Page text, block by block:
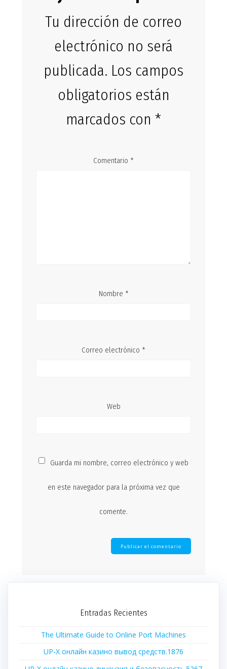
Tu dirección de correo
electrónico no será
publicada. Los campos
obligatorios están
marcados con *
Comentario *
Nombre *
Correo electrónico *
Web
Guarda mi nombre, correo electrónico y web
en este navegador para la próxima vez que
comente.
Entradas Recientes
The Ultimate Guide to Online Port Machines
UP-X онлайн казино вывод средств.1876